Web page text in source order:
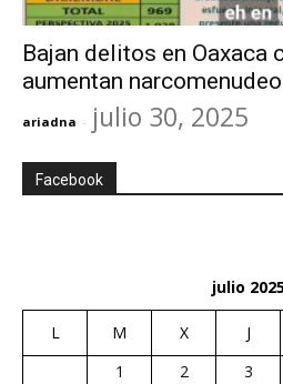
Bajan delitos en Oaxaca
aumentan
ariadna - julio 30, 2025
Facebook
julio
L M X J
1
2 3